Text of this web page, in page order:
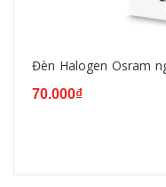
Đèn Halogen Osram
70.000₫